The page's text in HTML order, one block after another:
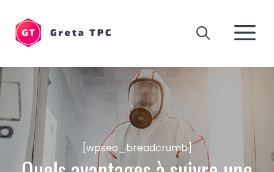
contenu
[wpseo_breadcrumb]